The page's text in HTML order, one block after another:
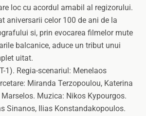
loc cu acordul amabil al regizorului.
aniversarii celor 100 de ani de la
si, prin evocarea filmelor mute
balcanice, aduce un tribut unui
uitat.
1). Regia-scenariul: Menelaos
Miranda Terzopoulou, Katerina
Muzica: Nikos Kypourgos.
Sinanos, Ilias Konstandakopoulos.